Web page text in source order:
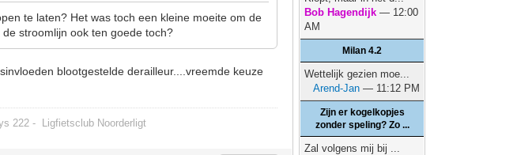
te laten? Het was toch een kleine moeite om de
stroomlijn ook ten goede toch?
blootgestelde derailleur....vreemde keuze
222 - Ligfietsclub Noorderligt
Bob Hagendijk — 12:00
AM
Milan 4.2
Wettelijk gezien moe...
Arend-Jan — 11:12 PM
Zijn er kogelkopjes
zonder speling? Zo ...
Zal volgens mij bij ...